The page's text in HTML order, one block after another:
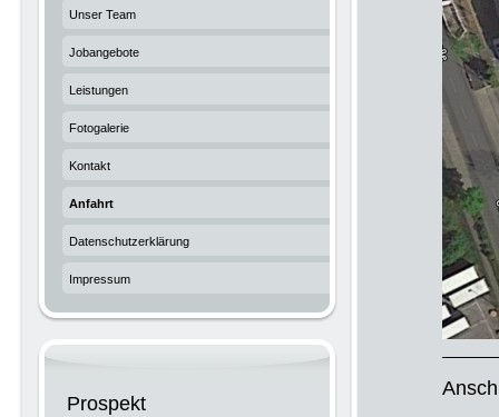
Unser Team
Jobangebote
Leistungen
Fotogalerie
Kontakt
Anfahrt
Datenschutzerklärung
Impressum
Prospekt